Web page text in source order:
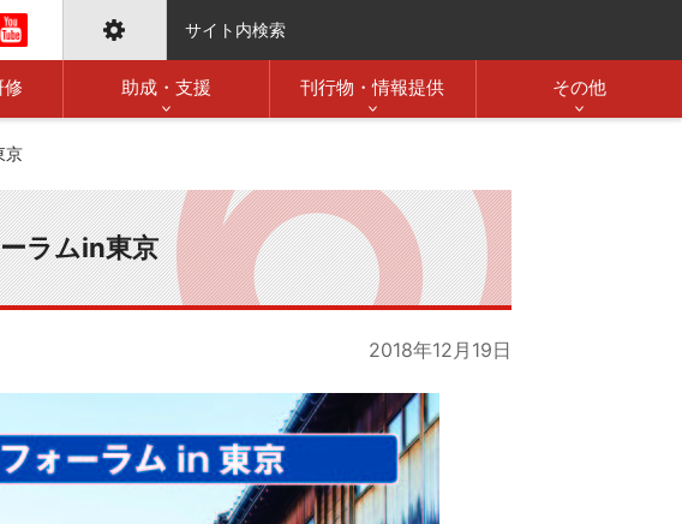
サイト内検索
修 助成・支援 刊行物・情報提供 その他
京
ラムin東京
2018年12月19日